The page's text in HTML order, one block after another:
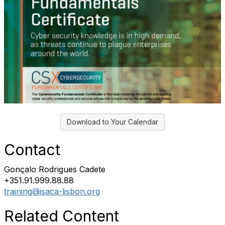
Download to Your Calendar
Contact
Gonçalo Rodrigues Cadete
+351.91.999.88.88
training@isaca-lisbon.org
Related Content